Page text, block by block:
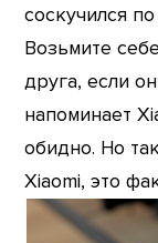
соскучился
Возьмите
друга, если
напоминает
обидно. Но
Xiaomi, это